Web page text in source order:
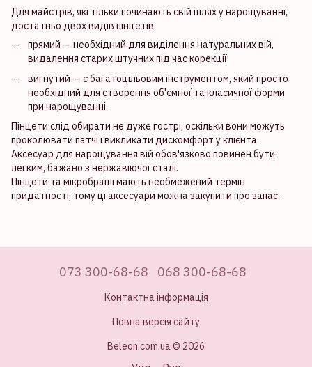
Для майстрів, які тільки починають свій шлях у нарощуванні,
достатньо двох видів пінцетів:
прямий — необхідний для виділення натуральних вій,
видалення старих штучних під час корекції;
вигнутий — є багатоцільовим інструментом, який просто
необхідний для створення об'ємної та класичної форми
при нарощуванні.
Пінцети слід обирати не дуже гострі, оскільки вони можуть
проколювати патчі і викликати дискомфорт у клієнта.
Аксесуар для нарощування вій обов'язково повинен бути
легким, бажано з нержавіючої сталі.
Пінцети та мікробраші мають необмежений термін
придатності, тому ці аксесуари можна закупити про запас.
073 300-68-68 068 300-68-68
Контактна інформація
Повна версія сайту
Beleon.com.ua © 2026